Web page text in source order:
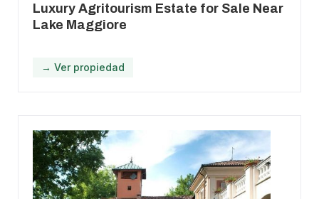
Luxury Agritourism Estate for Sale Near
Lake Maggiore
→ Ver propiedad